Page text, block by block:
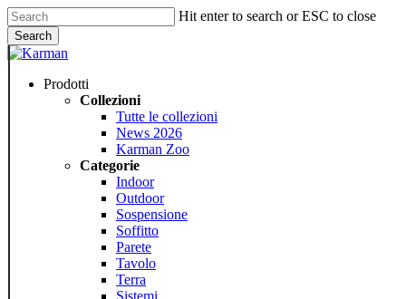
Skip
to
main
content
Hit enter to search or ESC to close
Search
Close
Menu
Prodotti
Collezioni
Tutte le collezioni
News 2026
Karman Zoo
Categorie
Indoor
Outdoor
Sospensione
Soffitto
Parete
Tavolo
Terra
Sistemi